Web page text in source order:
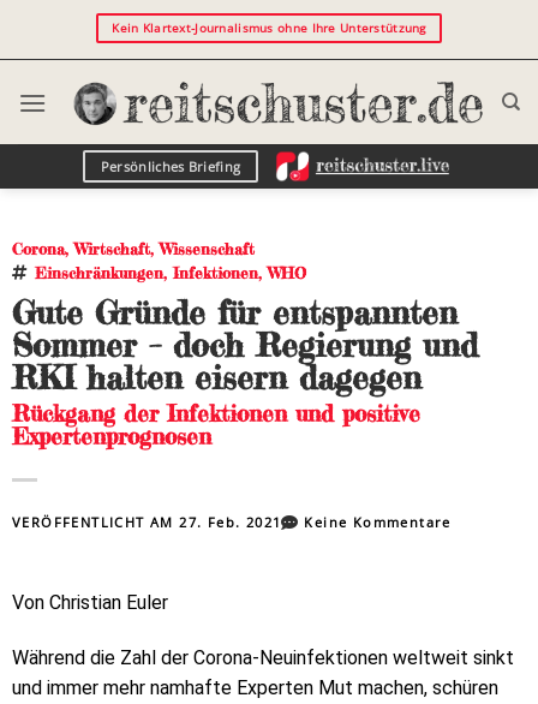
Kein Klartext-Journalismus ohne Ihre Unterstützung
Persönliches Briefing
Corona,Wirtschaft,Wissenschaft
Einschränkungen,Infektionen,WHO
Gute Gründe für entspannten
Sommer – doch Regierung und
RKI halten eisern dagegen
Rückgang der Infektionen und positive
Expertenprognosen
VERÖFFENTLICHT AM27. Feb. 2021 Keine Kommentare
Von Christian Euler
Während die Zahl der Corona-Neuinfektionen weltweit sinkt
und immer mehr namhafte Experten Mut machen, schüren